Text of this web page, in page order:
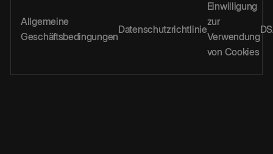
Allgemeine
Geschäftsbedingungen
Datenschutzrichtlinie
Einwilligung
zur
Verwendung
von Cookies